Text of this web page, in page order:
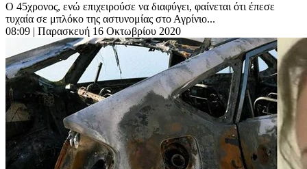
Ο 45χρονος, ενώ επιχειρούσε να διαφύγει, φαίνεται ότι έπεσε
τυχαία σε μπλόκο της αστυνομίας στο Αγρίνιο...
08:09 | Παρασκευή 16 Οκτωβρίου 2020